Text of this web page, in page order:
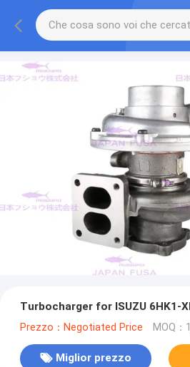
Turbocharger for ISUZU 6HK1-
Prezzo：Negotiated Price MOQ：
Miglior prezzo